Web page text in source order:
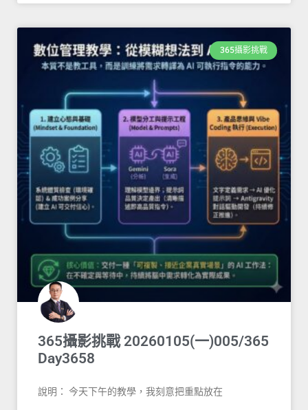
365攝影挑戰
365攝影挑戰 20260105(一)005/365
Day3658
說明： 今天下午的教學，我刻意把重點放在